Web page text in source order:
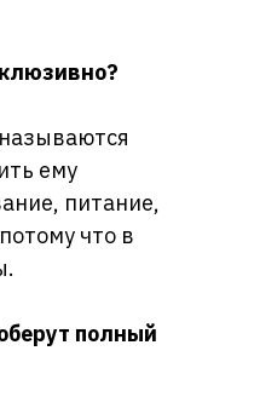
ему
питание,
что в
полный